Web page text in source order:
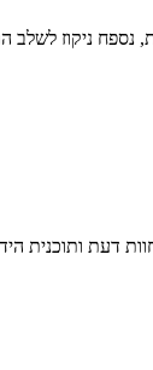
נספח ניקוז לשלב
דעת ותוכנית